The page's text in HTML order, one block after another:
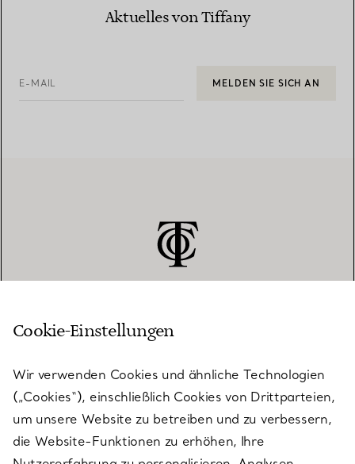
Aktuelles von Tiffany
E-MAIL MELDEN SIE SICH AN
KUNDENSERVICE
SERVICES
Cookie-Einstellungen
Wir verwenden Cookies und ähnliche Technologien
(„Cookies“), einschließlich Cookies von Drittparteien,
um unsere Website zu betreiben und zu verbessern,
die Website-Funktionen zu erhöhen, Ihre